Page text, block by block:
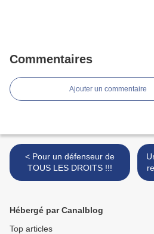
Commentaires
Ajouter un commentaire
< Pour un défenseur de
TOUS LES DROITS !!!
Hébergé par Canalblog
Top articles